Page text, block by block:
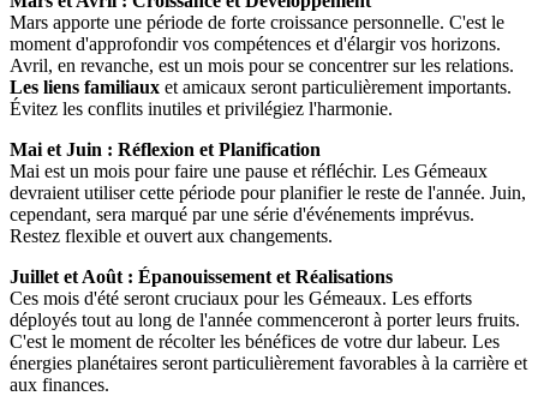
Mars apporte une période de forte croissance personnelle. C'est le
moment d'approfondir vos compétences et d'élargir vos horizons.
Avril, en revanche, est un mois pour se concentrer sur les relations.
Les liens familiaux et amicaux seront particulièrement importants.
Évitez les conflits inutiles et privilégiez l'harmonie.
Mai et Juin : Réflexion et Planification
Mai est un mois pour faire une pause et réfléchir. Les Gémeaux
devraient utiliser cette période pour planifier le reste de l'année. Juin,
cependant, sera marqué par une série d'événements imprévus.
Restez flexible et ouvert aux changements.
Juillet et Août : Épanouissement et Réalisations
Ces mois d'été seront cruciaux pour les Gémeaux. Les efforts
déployés tout au long de l'année commenceront à porter leurs fruits.
C'est le moment de récolter les bénéfices de votre dur labeur. Les
énergies planétaires seront particulièrement favorables à la carrière et
aux finances.